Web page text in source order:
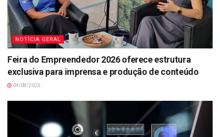
NOTÍCIA GERAL
Feira do Empreendedor 2026 oferece estrutura
exclusiva para imprensa e produção de conteúdo
04/08/2026